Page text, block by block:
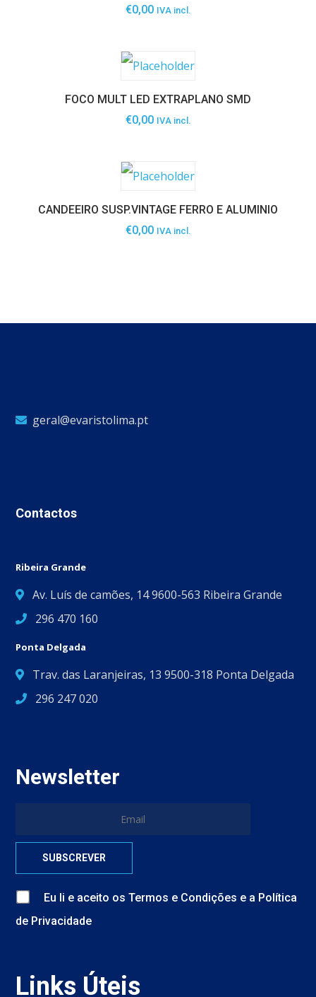
€0,00 IVA incl.
FOCO MULT LED EXTRAPLANO SMD
€0,00 IVA incl.
CANDEEIRO SUSP.VINTAGE FERRO E ALUMINIO
€0,00 IVA incl.
geral@evaristolima.pt
Contactos
Ribeira Grande
Av. Luís de camões, 14 9600-563 Ribeira Grande
296 470 160
Ponta Delgada
Trav. das Laranjeiras, 13 9500-318 Ponta Delgada
296 247 020
Newsletter
Eu li e aceito osTermos e Condições e a Política
de Privacidade
Links Úteis